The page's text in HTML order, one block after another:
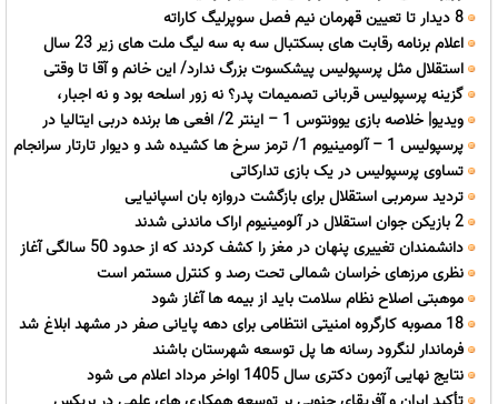
8 دیدار تا تعیین قهرمان نیم فصل سوپرلیگ کاراته
اعلام برنامه رقابت های بسکتبال سه به سه لیگ ملت های زیر 23 سال
آسیا
استقلال مثل پرسپولیس پیشکسوت بزرگ ندارد/ این خانم و آقا تا وقتی
باشند روز خوش نمی بینیم/ بیا با من مناظره کن نه مجری!
گزینه پرسپولیس قربانی تصمیمات پدر؟ نه زور اسلحه بود و نه اجبار،
امضایی که زدید را گردن بگیرید!
ویدیو| خلاصه بازی یوونتوس 1 – اینتر 2/ افعی ها برنده دربی ایتالیا در
استرالیا
پرسپولیس 1 – آلومینیوم 1/ ترمز سرخ ها کشیده شد و دیوار تارتار سرانجام
شکست
تساوی پرسپولیس در یک بازی تدارکاتی
تردید سرمربی استقلال برای بازگشت دروازه بان اسپانیایی
2 بازیکن جوان استقلال در آلومینیوم اراک ماندنی شدند
دانشمندان تغییری پنهان در مغز را کشف کردند که از حدود 50 سالگی آغاز
می شود
نظری مرزهای خراسان شمالی تحت رصد و کنترل مستمر است
موهبتی اصلاح نظام سلامت باید از بیمه ها آغاز شود
18 مصوبه کارگروه امنیتی انتظامی برای دهه پایانی صفر در مشهد ابلاغ شد
فرماندار لنگرود رسانه ها پل توسعه شهرستان باشند
نتایج نهایی آزمون دکتری سال 1405 اواخر مرداد اعلام می شود